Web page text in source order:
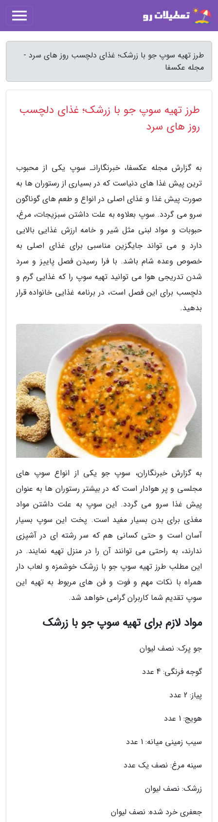
طرز تهیه سوپ جو با زرشک؛ غذای دلچسب روز های سرد -
مجله عکسفا
طرز تهیه سوپ جو با زرشک؛ غذای دلچسب
روز های سرد
به گزارش مجله عکسفا، خبرنگارانـ سوپ یکی از محبوب
ترین پیش غذا های دنیاست که در بسیاری از رستوران ها به
صورت پیش غذا و غذای اصلی در انواع و طعم های گوناگون
سرو می گردد. سوپ بعلاوه به علت داشتن سبزیجات، مرغ،
حبوبات و مواد لبنی مثل شیر و خامه ارزش غذایی بالایی
دارد و می تواند جایگزین مناسبی برای غذای اصلی به
خصوص وعده شام باشد. با فرا رسیدن فصل پاییز و سرد
شدن تدریجی هوا می توانید تهیه سوپ را که غذایی گرم و
دلچسب برای این فصل است، در برنامه غذایی خانواده قرار
بدهید.
به گزارش خبرنگاران، سوپ جو یکی از انواع سوپ های
مجلسی و پر هوادار است که در بیشتر رستوران ها به عنوان
پیش غذا سرو می گردد. این سوپ به علت داشتن مواد
مغذی برای بدن بسیار مفید است. پخت این سوپ بسیار
آسان است و حتی کسانی هم که سر رشته ای در آشپزی
ندارند، به راحتی می توانند آن را در منزل تهیه نمایند. در
این مطلب طرز تهیه سوپ جو با زرشک خوشمزه و لعاب دار
همراه با نکات مهم و فوت و فن های مربوط به تهیه این
سوپ تقدیم شما کاربران گرامی خواهد شد.
مواد لازم برای تهیه سوپ جو با زرشک
جو پرک: نصف لیوان
گوجه فرنگی: 4 عدد
پیاز: 2 عدد
هویج: 1 عدد
سیب زمینی میانه: 1 عدد
سینه مرغ: نصف یک عدد
زرشک: نصف لیوان
جعفری خرد شده: نصف لیوان